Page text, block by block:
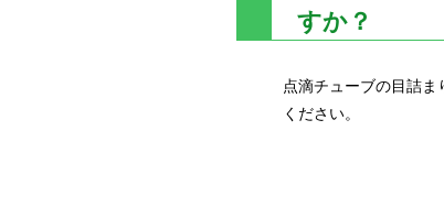
すか？
点滴チューブの目詰
ください。